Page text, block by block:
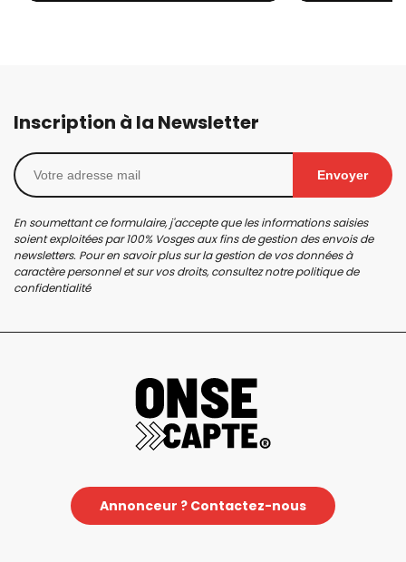
Inscription à la Newsletter
Envoyer
En soumettant ce formulaire, j'accepte que les informations saisies
soient exploitées par 100% Vosges aux fins de gestion des envois de
newsletters. Pour en savoir plus sur la gestion de vos données à
caractère personnel et sur vos droits, consultez notrepolitique de
confidentialité
Annonceur ? Contactez-nous